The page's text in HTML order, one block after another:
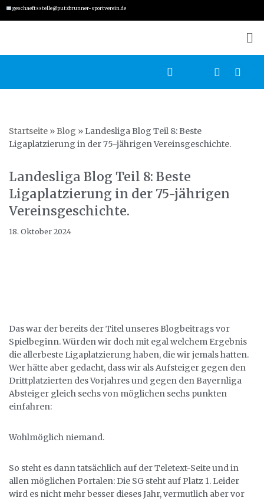
springen
geschaeftsstelle@putzbrunner-sportverein.de
Startseite » Blog » Landesliga Blog Teil 8: Beste
Ligaplatzierung in der 75-jährigen Vereinsgeschichte.
Landesliga Blog Teil 8: Beste
Ligaplatzierung in der 75-jährigen
Vereinsgeschichte.
18. Oktober 2024
Das war der bereits der Titel unseres Blogbeitrags vor
Spielbeginn. Würden wir doch mit egal welchem Ergebnis
die allerbeste Ligaplatzierung haben, die wir jemals hatten.
Wer hätte aber gedacht, dass wir als Aufsteiger gegen den
Drittplatzierten des Vorjahres und gegen den Bayernliga
Absteiger gleich sechs von möglichen sechs punkten
einfahren:
Wohlmöglich niemand.
So steht es dann tatsächlich auf der Teletext-Seite und in
allen möglichen Portalen: Die SG steht auf Platz 1. Leider
wird es nicht mehr besser dieses Jahr, vermutlich aber vor